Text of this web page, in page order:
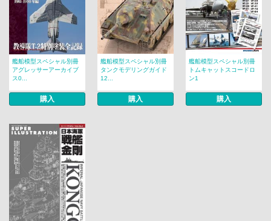
艦船模型スペシャル別冊
アグレッサーアーカイブ
ス0...
購入
艦船模型スペシャル別冊
タンクモデリングガイド
12...
購入
艦船模型スペシャル別冊
トムキャットスコードロ
ン1
購入